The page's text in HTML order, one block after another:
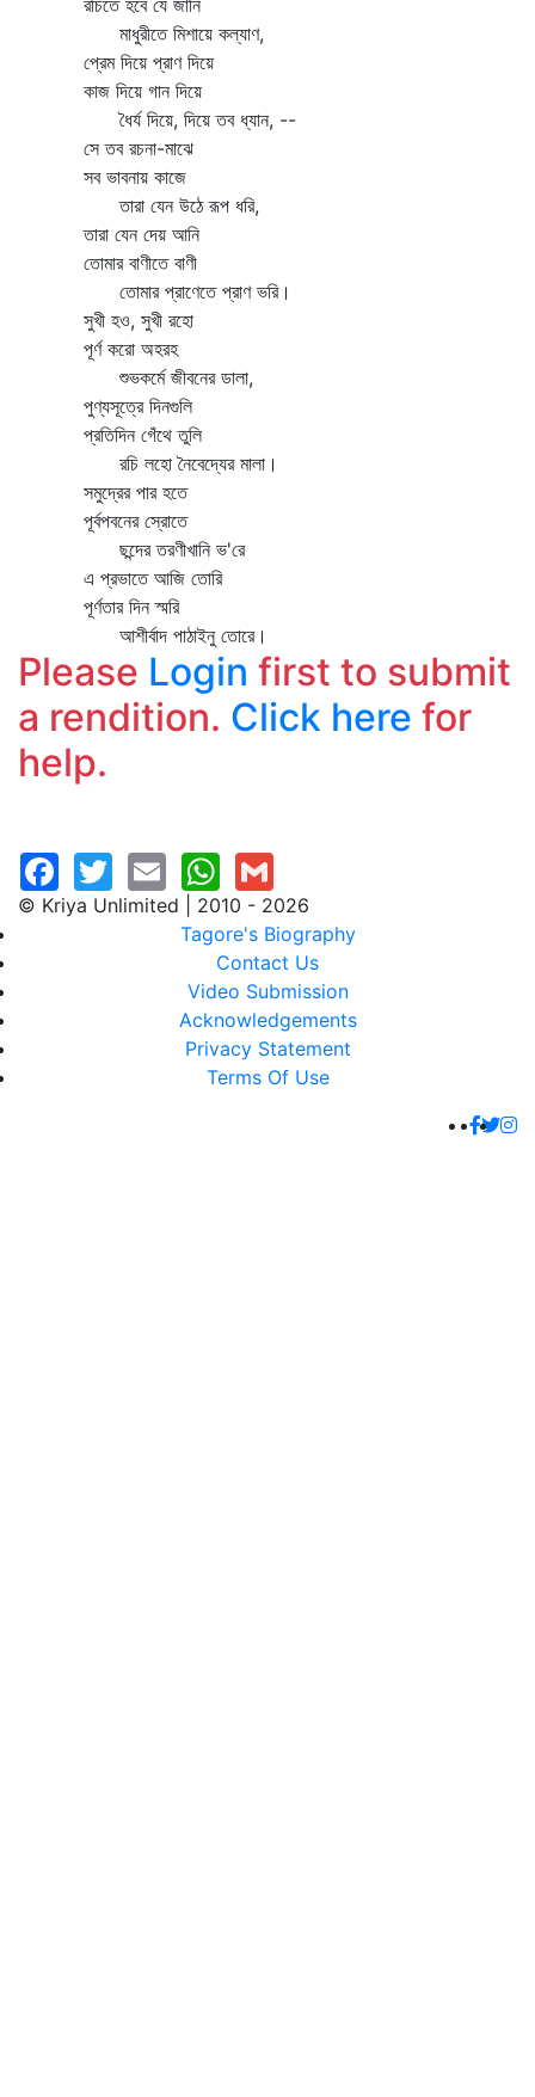
রচিতে হবে যে জানি
মাধুরীতে মিশায়ে কল্যাণ,
প্রেম দিয়ে প্রাণ দিয়ে
কাজ দিয়ে গান দিয়ে
ধৈর্য দিয়ে, দিয়ে তব ধ্যান, --
সে তব রচনা-মাঝে
সব ভাবনায় কাজে
তারা যেন উঠে রূপ ধরি,
তারা যেন দেয় আনি
তোমার বাণীতে বাণী
তোমার প্রাণেতে প্রাণ ভরি।
সুখী হও, সুখী রহো
পূর্ণ করো অহরহ
শুভকর্মে জীবনের ডালা,
পুণ্যসূত্রে দিনগুলি
প্রতিদিন গেঁথে তুলি
রচি লহো নৈবেদ্যের মালা।
সমুদ্রের পার হতে
পূর্বপবনের স্রোতে
ছন্দের তরণীখানি ভ'রে
এ প্রভাতে আজি তোরি
পূর্ণতার দিন স্মরি
আশীর্বাদ পাঠাইনু তোরে।
Please Login first to submit
a rendition. Click here for
help.
© Kriya Unlimited | 2010 - 2026
Tagore's Biography
Contact Us
Video Submission
Acknowledgements
Privacy Statement
Terms Of Use